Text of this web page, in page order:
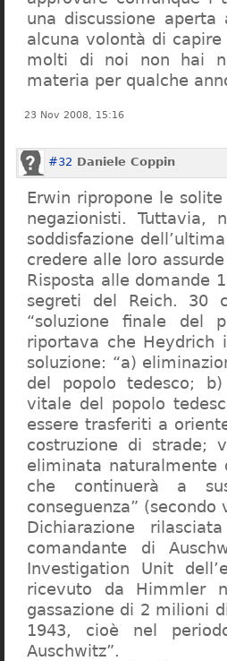
una discussione
alcuna volontà di
molti di noi non hai
materia per qualche
23 Nov 2008, 15:16
#32 Daniele Coppin
Erwin ripropone le
negazionisti. Tuttavia,
soddisfazione
credere alle loro
Risposta alle domande
segreti del Reich. 30
“soluzione finale del
riportava che Heydrich
soluzione: “a)
del popolo tedesco;
vitale del popolo
essere trasferiti a
costruzione di strade;
eliminata naturalmente
che continuerà a
conseguenza”
Dichiarazione
comandante di
Investigation Unit
ricevuto da Himmler
gassazione di 2 milioni
1943, cioè nel
Auschwitz”.